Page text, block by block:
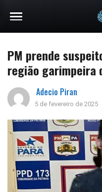
PM prende
região garimpeira
Adecio Piran
5 de fevereiro de 2025